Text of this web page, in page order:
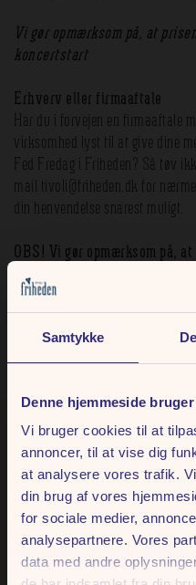
Samtykke
Denne hjemmeside
Vi bruger cookies til at
annoncer, til at vise dig
at analysere vores trafik.
din brug af vores
for sociale medier,
analysepartnere. Vores
data med andre
Vi gør opmærksom på, at
koncertstart
Erhverv eller firmaaftale
Har du i forvejen en firmaaftale
virksomhed lyst til at give dine
Fed Fredag i Friheden? Så tøv
mail tivoli@friheden.dk for
din henvendelse snarest muligt.
OBS! Vi gør opmærksom på,
egne drikkevarer til Fed
opholde sig i parken under
Koncerten er estimeret til at
tages forbehold for senere
FÅ DEN
OPLEVELSE
Book bord på et af vores mange
og få den helstøbte oplevelse.